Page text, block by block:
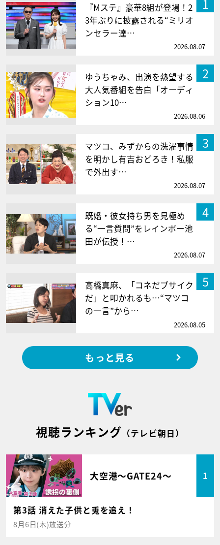
1
『Mステ』豪華8組が登場！2
3年ぶりに披露される“ミリオ
ンセラー達…
2026.08.07
2
ゆうちゃみ、出演を熱望する
大人気番組を告白「オーディ
ション10…
2026.08.06
3
マツコ、みずからの洗濯事情
を明かし有吉おどろき！私服
で外出す…
2026.08.07
4
既婚・彼女持ち男を見極め
る“一言質問”をレインボー池
田が伝授！…
2026.08.07
5
高橋真麻、「コネだブサイク
だ」と叩かれるも…“マツコ
の一言”から…
2026.08.05
もっと見る
視聴ランキング （テレビ朝日）
大空港～GATE24～ 1
第3話 消えた子供と兎を追え！
8月6日(木)放送分